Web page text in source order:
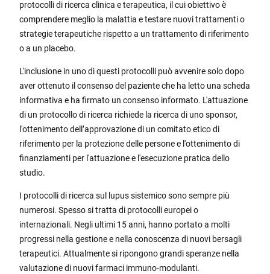
protocolli di ricerca clinica e terapeutica, il cui obiettivo è
comprendere meglio la malattia e testare nuovi trattamenti o
strategie terapeutiche rispetto a un trattamento di riferimento
o a un placebo.
L'inclusione in uno di questi protocolli può avvenire solo dopo
aver ottenuto il consenso del paziente che ha letto una scheda
informativa e ha firmato un consenso informato. L'attuazione
di un protocollo di ricerca richiede la ricerca di uno sponsor,
l'ottenimento dell’approvazione di un comitato etico di
riferimento per la protezione delle persone e l'ottenimento di
finanziamenti per l'attuazione e l'esecuzione pratica dello
studio.
I protocolli di ricerca sul lupus sistemico sono sempre più
numerosi. Spesso si tratta di protocolli europei o
internazionali. Negli ultimi 15 anni, hanno portato a molti
progressi nella gestione e nella conoscenza di nuovi bersagli
terapeutici. Attualmente si ripongono grandi speranze nella
valutazione di nuovi farmaci immuno-modulanti.